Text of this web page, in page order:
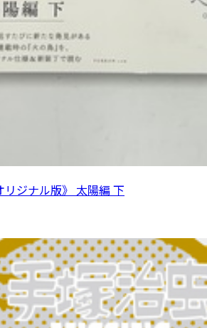
リジナル版》 太陽編 下